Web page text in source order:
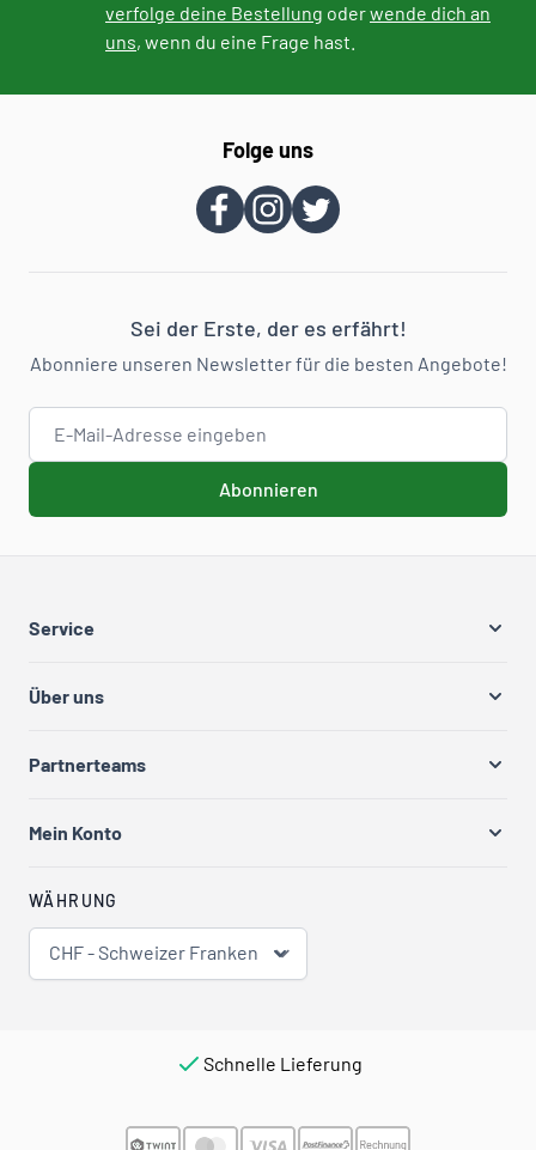
verfolge deine Bestellung oderwende dich an
uns, wenn du eine Frage hast.
Folge uns
Sei der Erste, der es erfährt!
Abonniere unseren Newsletter für die besten Angebote!
E-Mail-Adresse
Abonnieren
Service
Über uns
Partnerteams
Mein Konto
WÄHRUNG
CHF - Schweizer Franken
Schnelle Lieferung